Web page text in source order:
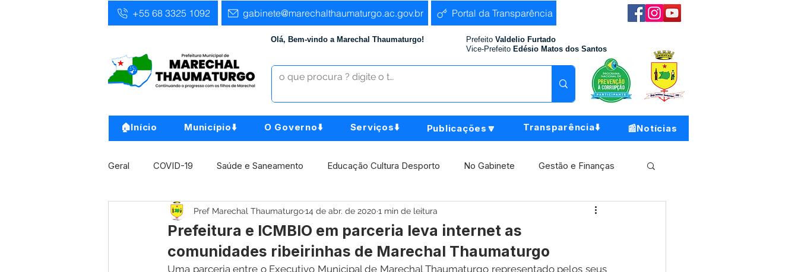
+55 68 3325 1092 gabinete@marechalthaumaturgo.ac.gov.br Portal da Transparência
Olá, Bem-vindo a Marechal Thaumaturgo! Prefeito Valdelio Furtado
Vice-Prefeito Edésio Matos dos Santos
🏠Início Município⬇️ O Governo⬇️ Serviços⬇️ Publicações🔽 Transparência⬇️ 📰Notícias
Geral COVID-19 Saúde e Saneamento Educação Cultura Desporto No Gabinete Gestão e Finanças
Infra, Obra e Transporte Assistência Social Comunidade Agricultura e Produção Meio Ambiente
Concursos Comunicado Institucional e Governo Políticas Públicas Aniversário do Município
Prefeitura e ICMBIO em parceria leva internet as
comunidades ribeirinhas de Marechal Thaumaturgo
Pref Marechal Thaumaturgo14 de abr. de 2020 1 min de leitura
Uma parceria entre o Executivo Municipal de Marechal Thaumaturgo representado pelos seus